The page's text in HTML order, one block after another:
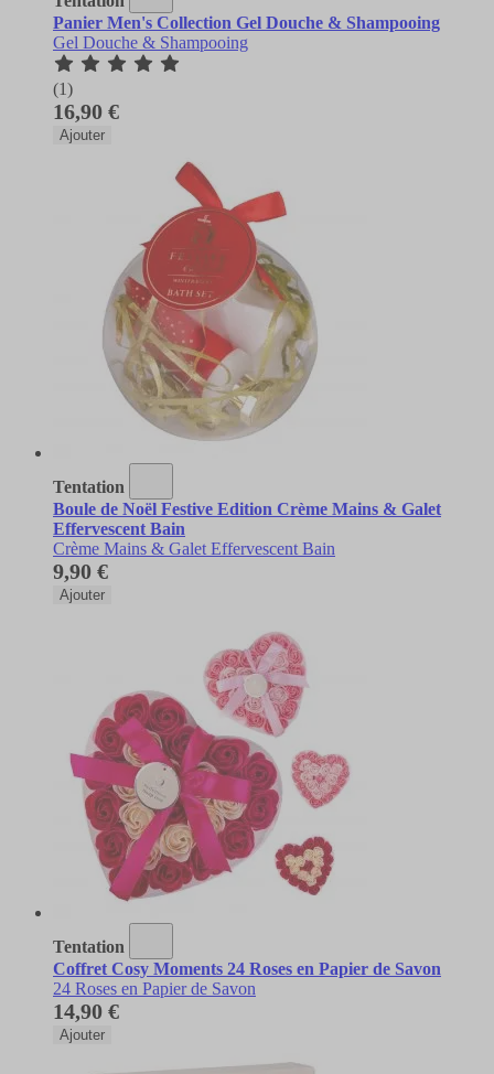
Panier Men's Collection Gel Douche & Shampooing
Gel Douche & Shampooing
(1)
16,90 €
Ajouter
Tentation
Boule de Noël Festive Edition Crème Mains & Galet
Effervescent Bain
Crème Mains & Galet Effervescent Bain
9,90 €
Ajouter
Tentation
Coffret Cosy Moments 24 Roses en Papier de Savon
24 Roses en Papier de Savon
14,90 €
Ajouter